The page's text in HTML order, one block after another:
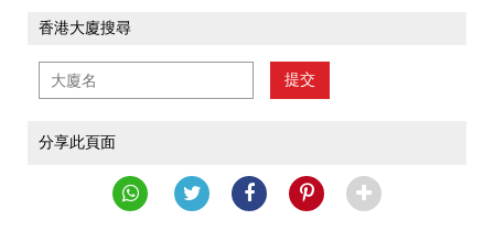
香港大廈搜尋
提交
分享此頁面